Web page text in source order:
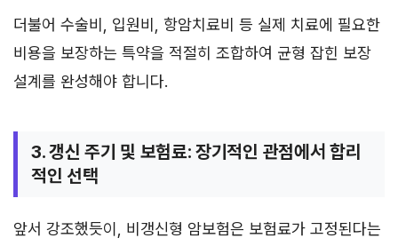
더불어 수술비, 입원비, 항암치료비 등 실제 치료에 필요한
비용을 보장하는 특약을 적절히 조합하여 균형 잡힌 보장
설계를 완성해야 합니다.
3. 갱신 주기 및 보험료: 장기적인 관점에서 합리
적인 선택
앞서 강조했듯이, 비갱신형 암보험은 보험료가 고정된다는